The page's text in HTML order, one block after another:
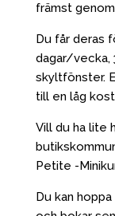
främst
Du får deras
dagar/vecka,
skyltfönster.
till en låg
Vill du ha lite
Petite -
Du kan